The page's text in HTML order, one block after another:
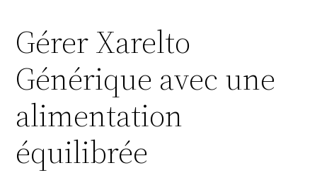
Gérer Xarelto
Générique avec une
alimentation
équilibrée